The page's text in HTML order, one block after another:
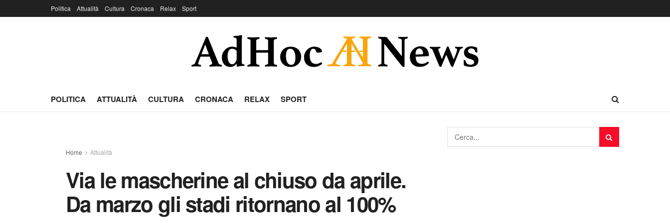
Politica Attualità Cultura Cronaca Relax Sport
POLITICA ATTUALITÀ CULTURA CRONACA RELAX SPORT
Home Attualità
Via le mascherine al chiuso da aprile.
Da marzo gli stadi ritornano al 100%